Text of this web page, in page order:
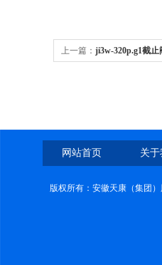
上一篇： ji3w-320p.g1截止
网站首页 关
版权所有：安徽天康（集团